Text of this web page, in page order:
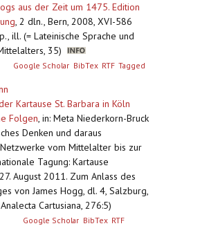
aus der Zeit um 1475. Edition
, 2 dln., Bern, 2008, XVI-586
ill. (= Lateinische Sprache und
35)
Google Scholar BibTex RTF Tagged
Kartause St. Barbara in Köln
Folgen, in: Meta Niederkorn-Bruck
Denken und daraus
vom Mittelalter bis zur
Tagung: Kartause
August 2011. Zum Anlass des
von James Hogg, dl. 4, Salzburg,
Cartusiana, 276:5)
Google Scholar BibTex RTF